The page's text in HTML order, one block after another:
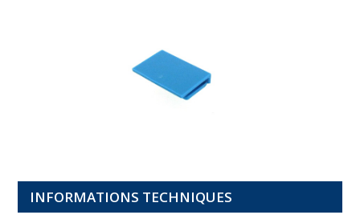
INFORMATIONS TECHNIQUES